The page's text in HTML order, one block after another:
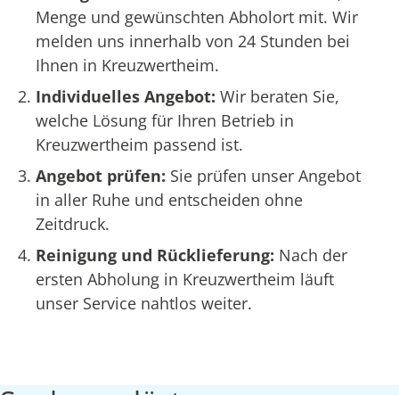
Menge und gewünschten Abholort mit. Wir
melden uns innerhalb von 24 Stunden bei
Ihnen in Kreuzwertheim.
Individuelles Angebot: Wir beraten Sie,
welche Lösung für Ihren Betrieb in
Kreuzwertheim passend ist.
Angebot prüfen: Sie prüfen unser Angebot
in aller Ruhe und entscheiden ohne
Zeitdruck.
Reinigung und Rücklieferung: Nach der
ersten Abholung in Kreuzwertheim läuft
unser Service nahtlos weiter.